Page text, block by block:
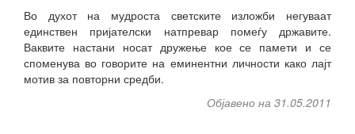
Во духот на мудроста светските изложби негуваат
единствен пријателски натпревар помеѓу државите.
Ваквите настани носат дружење кое се памети и се
споменува во говорите на еминентни личности како лајт
мотив за повторни средби.
Објавено на 31.05.2011